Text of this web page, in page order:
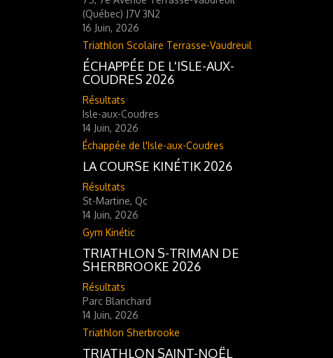
(Québec) J7V 3N2
16 Juin, 2026
Triathlon Scolaire Terrasse-Vaudreuil
ÉCHAPPÉE DE L'ISLE-AUX-
COUDRES 2026
Résultats
Isle-aux-Coudres
14 Juin, 2026
Échappée de l'Isle-aux-Coudres
LA COURSE KINÉTIK 2026
Résultats
St-Martine, Qc
14 Juin, 2026
Gym Kinétic
TRIATHLON S-TRIMAN DE
SHERBROOKE 2026
Résultats
Parc Blanchard
14 Juin, 2026
Triathlon Sherbrooke
TRIATHLON SAINT-NOËL